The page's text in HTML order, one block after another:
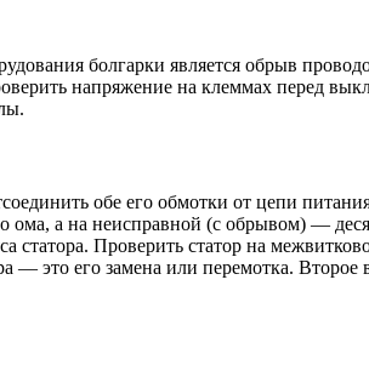
болгарки является обрыв
напряжение на клеммах перед
обе его обмотки от цепи
а на неисправной (с обрывом) —
статора. Проверить статор на
это его замена или перемотка.